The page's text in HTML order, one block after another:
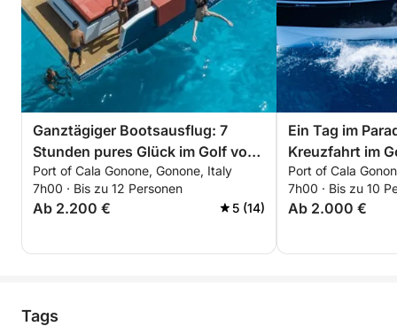
Ganztägiger Bootsausflug: 7
Stunden pures Glück im Golf von
Orosei (D34)
Port of Cala Gonone, Gonone, Italy
7h00 · Bis zu 12 Personen
Ab 2.200 € 5 (14)
Ein Tag im
Kreuzfahrt im
(D29)
Port of Cala
7h00 · Bis zu 10
Ab 2.000 €
Tags